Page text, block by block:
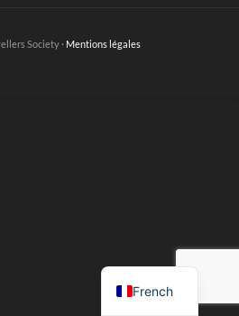
Society · Mentions légales
French